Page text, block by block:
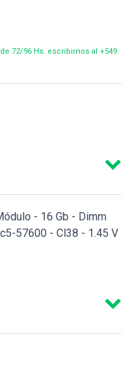
72/96 Hs. escribirnos al +549
- 16 Gb - Dimm
57600 - Cl38 - 1.45 V